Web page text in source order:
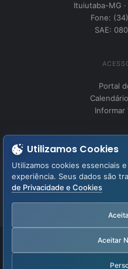
Ituiutaba-MG
Fone:
SAE:
Portal
Informar
Fale
LGPD – Lei Geral
Aviso de
Utilizamos Cookies
Utilizamos cookies essenciais
experiência. Seus dados são
de Privacidade e Cookies
Aceitar